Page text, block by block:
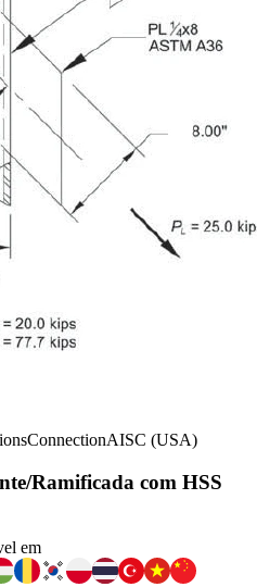
ConnectionAISC (USA)
Ramificada com HSS
em